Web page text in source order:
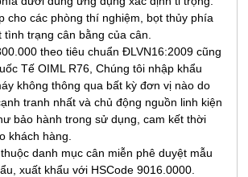
cho các phòng thí nghiệm, bọt thủy phía
trạng cân bằng của cân.
theo tiêu chuẩn ĐLVN16:2009 cũng
Tế OIML R76, Chúng tôi nhập khẩu
không thông qua bất kỳ đơn vị nào do
tranh nhất và chủ động nguồn linh kiện
bảo hành trong sử dụng, cam kết thời
khách hàng.
danh mục cân miễn phê duyệt mẫu
xuất khẩu với HSCode 9016.0000.